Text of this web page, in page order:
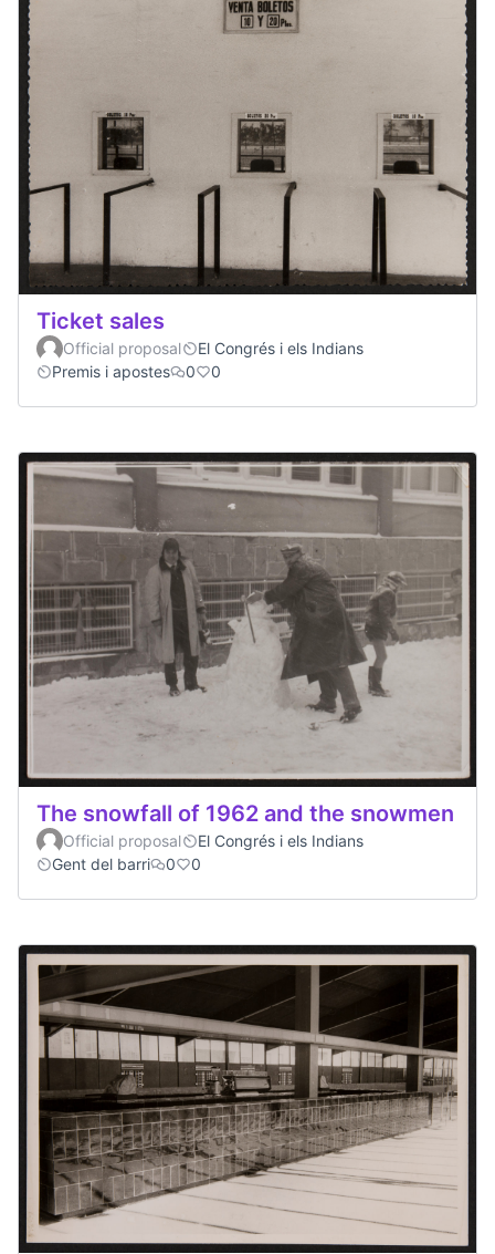
Ticket sales
Official proposal
El Congrés i els Indians
Premis i apostes
0 0
The snowfall of 1962 and the snowmen
Official proposal
El Congrés i els Indians
Gent del barri
0 0